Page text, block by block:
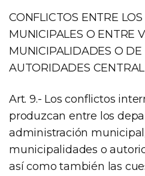
CONFLICTOS ENTRE
MUNICIPALES O ENTRE
MUNICIPALIDADES O DE
AUTORIDADES
Art. 9.- Los conflictos
produzcan entre los
administración
municipalidades o
así como también las